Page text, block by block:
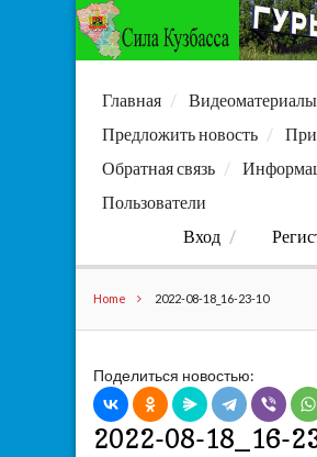
Главная
Видеоматериалы
Предложить новость
Обратная связь
Пользователи
Вход
Home 2022-08-18_16-23-10
Поделиться новостью:
2022-08-18_16-